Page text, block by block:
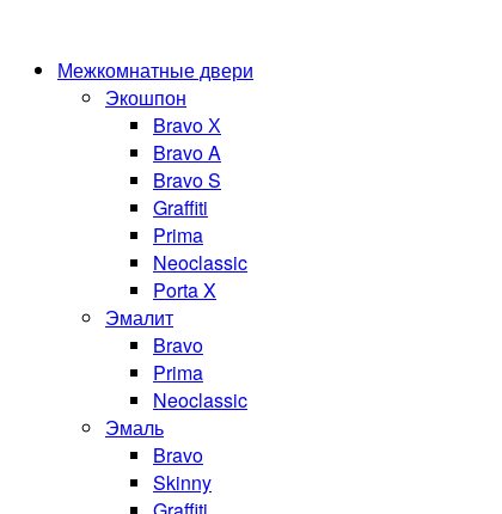
Межкомнатные двери
Экошпон
Bravo Х
Bravo A
Bravo S
Graffiti
Prima
Neoclassic
Porta X
Эмалит
Bravo
Prima
Neoclassic
Эмаль
Bravo
Skinny